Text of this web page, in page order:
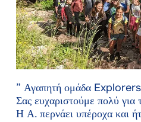
” Αγαπητή ομάδα
Σας ευχαριστούμε πολύ για
Η Α. περνάει υπέροχα και